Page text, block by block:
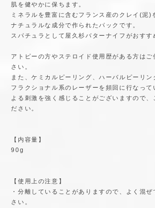
肌を健やかに保ちます。
ミネラルを豊富に含むフランス産のクレイ(泥)
ナチュラルな成分で作られたパックです。
スパチュラとして屋久杉バターナイフがおすす
アトピーの方やステロイド使用歴がある方はご
さい。
また、ケミカルピーリング、ハーバルピーリン
フラクショナル系のレーザーを頻回に行なって
よる刺激を強く感じることがございますので、
ださい。
【内容量】
90g
【使用上の注意】
・分離していることがありますので、よく混
さい。